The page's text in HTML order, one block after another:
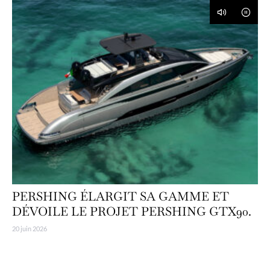
PERSHING ÉLARGIT SA GAMME ET
DÉVOILE LE PROJET PERSHING GTX90.
20 juin 2026